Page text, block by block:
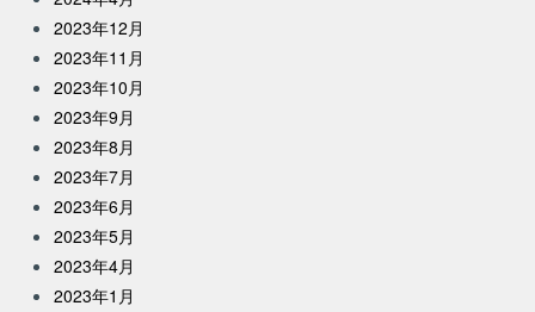
2023年12月
2023年11月
2023年10月
2023年9月
2023年8月
2023年7月
2023年6月
2023年5月
2023年4月
2023年1月